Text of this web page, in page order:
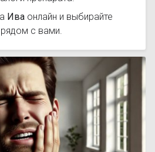
Ива онлайн и выбирайте
с вами.